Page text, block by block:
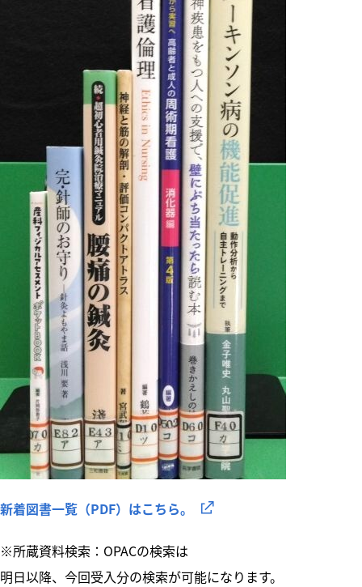
新着図書一覧（PDF）はこちら。
※所蔵資料検索：OPACの検索は
明日以降、今回受入分の検索が可能になります。